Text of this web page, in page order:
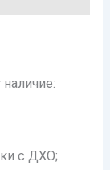
с ДХО;